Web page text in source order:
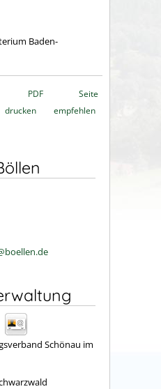
Baden-
PDF
drucken
Seite
empfehlen
Schönau im